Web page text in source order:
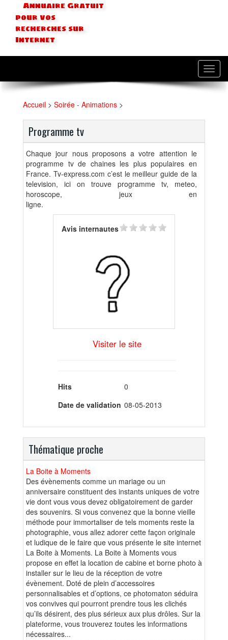
Annuaire Gratuit
pour vos
recherches sur
Internet
Accueil > Soirée - Animations >
Programme tv
Chaque jour nous proposons a votre attention le
programme tv de chaines les plus populaires en
France. Tv-express.com c’est le meilleur guide de la
television, ici on trouve programme tv, meteo,
horoscope, jeux en
Avis internautes
Visiter le site
Hits
0
Date de validation 08-05-2013
Thématique proche
La Boite à Moments
Des évènements comme un mariage ou un
anniversaire constituent des instants uniques de votre
vie dont vous vous devez obligatoirement de garder
des souvenirs. Si vous convenez que la bonne vieille
méthode pour immortaliser de tels moments reste la
photographie, vous allez adorer cette façon originale
et ludique de le faire que vous présente le site internet
La Boite à Moments. La Boite à Moments vous
propose en effet la location de cabine et borne photo à
installer sur le lieu de la réception de votre
évènement. Doté de plein d’accessoires
personnalisables et d’options, ce photomaton séduira
vos convives qui pourront prendre tous les clichés
qu’ils désirent, des plus sérieux aux plus drôles. Sur la
plateforme, vous trouverez toutes les informations
nécessaires...